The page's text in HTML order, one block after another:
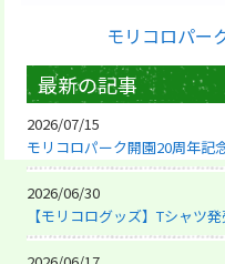
モリコロパー
最新の記事
2026/07/15
モリコロパーク開園20周年記
2026/06/30
【モリコログッズ】Tシャツ